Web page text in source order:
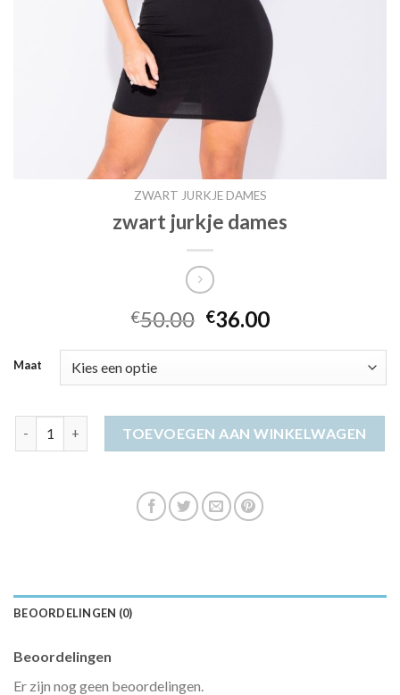
ZWART JURKJE DAMES
zwart jurkje dames
€50.00 €36.00
Maat
TOEVOEGEN AAN WINKELWAGEN
BEOORDELINGEN (0)
Beoordelingen
Er zijn nog geen beoordelingen.